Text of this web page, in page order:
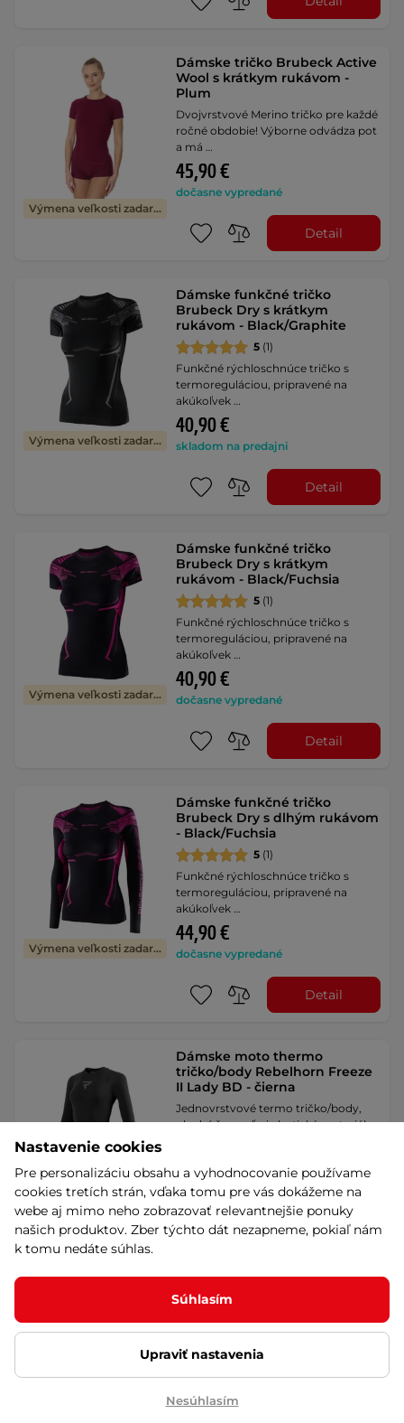
Výmena veľkosti zadarmo
Dámske tričko Brubeck Active
Wool s krátkym rukávom -
Plum
Dvojvrstvové Merino tričko pre každé
ročné obdobie! Výborne odvádza pot
a má …
45,90 €
dočasne vypredané
Detail
Výmena veľkosti zadarmo
Dámske funkčné tričko
Brubeck Dry s krátkym
rukávom - Black/Graphite
5 (1)
Funkčné rýchloschnúce tričko s
termoreguláciou, pripravené na
akúkoľvek …
40,90 €
skladom na predajni
Detail
Výmena veľkosti zadarmo
Dámske funkčné tričko
Brubeck Dry s krátkym
rukávom - Black/Fuchsia
5 (1)
Funkčné rýchloschnúce tričko s
termoreguláciou, pripravené na
akúkoľvek …
40,90 €
dočasne vypredané
Detail
Výmena veľkosti zadarmo
Dámske funkčné tričko
Brubeck Dry s dlhým rukávom
- Black/Fuchsia
5 (1)
Funkčné rýchloschnúce tričko s
termoreguláciou, pripravené na
akúkoľvek …
44,90 €
dočasne vypredané
Detail
Výmena veľkosti zadarmo
Dámske moto thermo
tričko/body Rebelhorn Freeze
II Lady BD - čierna
Jednovrstvové termo tričko/body,
ploché švy, veľmi elastický materiál,
54,90 €
skladom na predajni
Detail
motorku Brubeck Cooler
LE12470 - Black/Amaranth
motorku v bezšvovom dizajne,
44,90 €
Nastavenie cookies
Pre personalizáciu obsahu a vyhodnocovanie používame
cookies tretích strán, vďaka tomu pre vás dokážeme na
webe aj mimo neho zobrazovať relevantnejšie ponuky
našich produktov. Zber týchto dát nezapneme, pokiaľ nám
k tomu nedáte súhlas.
Súhlasím
Upraviť nastavenia
Nesúhlasím